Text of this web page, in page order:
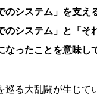
システム」を支
のシステム」と「
なったことを意味し
巡る大乱闘が生じ